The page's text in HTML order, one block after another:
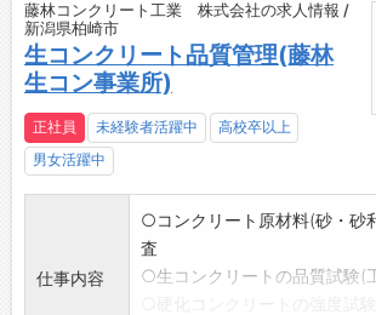
藤林コンクリート工業 株式会社の求人情報 /
新潟県柏崎市
生コンクリート品質管理(藤林
生コン事業所)
正社員 未経験者活躍中
高校卒以上
男女活躍中
仕事内容
○コンクリート原材料(砂・砂
査
○生コンクリートの品質試験(